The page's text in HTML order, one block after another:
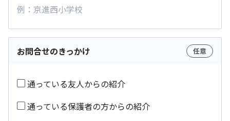
お問合せのきっかけ 任意
通っている友人からの紹介
通っている保護者の方からの紹介